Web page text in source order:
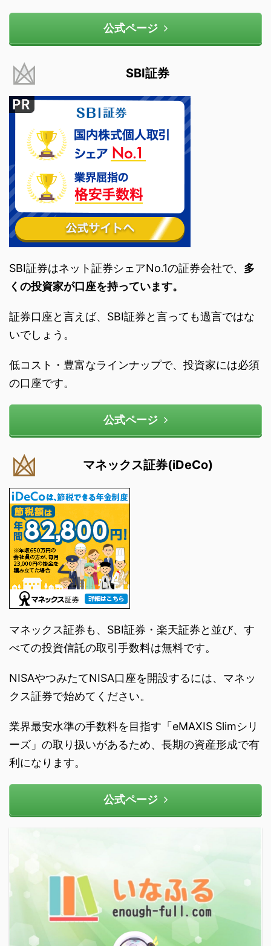
公式ページ
SBI証券
SBI証券はネット証券シェアNo.1の証券会社で、 多
くの投資家が口座を持っています。
証券口座と言えば、SBI証券と言っても過言ではな
いでしょう。
低コスト・豊富なラインナップで、投資家には必須
の口座です。
公式ページ
マネックス証券(iDeCo)
マネックス証券も、SBI証券・楽天証券と並び、す
べての投資信託の取引手数料は無料です。
NISAやつみたてNISA口座を開設するには、マネッ
クス証券で始めてください。
業界最安水準の手数料を目指す「eMAXIS Slimシリ
ーズ」の取り扱いがあるため、長期の資産形成で有
利になります。
公式ページ